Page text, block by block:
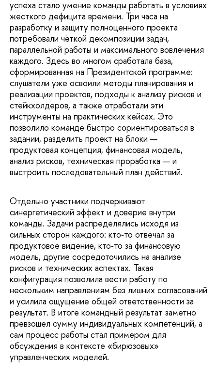
успеха стало умение команды работать в условиях
жесткого дефицита времени. Три часа на
разработку и защиту полноценного проекта
потребовали чёткой декомпозиции задач,
параллельной работы и максимального вовлечения
каждого. Здесь во многом сработала база,
сформированная на Президентской программе:
слушатели уже освоили методы планирования и
реализации проектов, подходы к анализу рисков и
стейкхолдеров, а также отработали эти
инструменты на практических кейсах. Это
позволило команде быстро сориентироваться в
задании, разделить проект на блоки —
продуктовая концепция, финансовая модель,
анализ рисков, техническая проработка — и
выстроить последовательный план действий.
Отдельно участники подчеркивают
синергетический эффект и доверие внутри
команды. Задачи распределялись исходя из
сильных сторон каждого: кто‑то отвечал за
продуктовое видение, кто‑то за финансовую
модель, другие сосредоточились на анализе
рисков и технических аспектах. Такая
конфигурация позволила вести работу по
нескольким направлениям без лишних согласований
и усилила ощущение общей ответственности за
результат. В итоге командный результат заметно
превзошел сумму индивидуальных компетенций, а
сам процесс работы стал примером для
обсуждения в контексте «бирюзовых»
управленческих моделей.